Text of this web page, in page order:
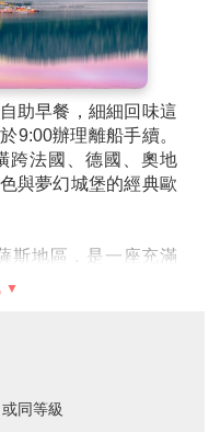
助早餐，細細回味這
9:00辦理離船手續。
跨法國、德國、奧地
與夢幻城堡的經典歐
斯地區，是一座充滿
木造屋與蜿蜒運河聞
，漫步其中彷彿走進
浪漫氛圍交織出歐洲
區，是當地最具代表
同等級